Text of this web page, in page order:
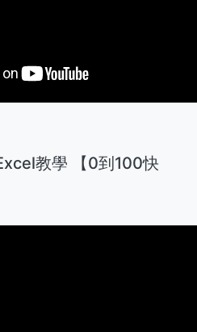
教學 【0到100快